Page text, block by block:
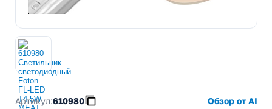
Артикул:610980
Обзор от AI